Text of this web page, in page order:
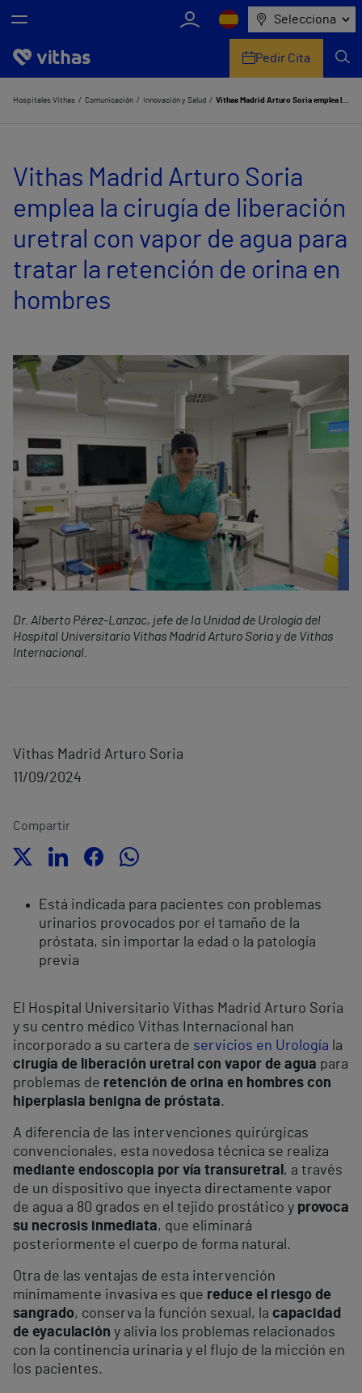
Selecciona
Nosotros
Servicios de salud
Equipo médico y asistencial
Comunicación
Pedir Cita
Hospitales Vithas Comunicación Innovación y Salud Vithas Madrid Arturo Soria emplea la cirugía de liberación uretral con vapor de agua para tratar la retención de orina en hombres
Vithas Madrid Arturo Soria
emplea la cirugía de liberación
uretral con vapor de agua para
tratar la retención de orina en
hombres
Dr. Alberto Pérez-Lanzac, jefe de la Unidad de Urología del
Hospital Universitario Vithas Madrid Arturo Soria y de Vithas
Internacional.
Vithas Madrid Arturo Soria
11/09/2024
Compartir
Está indicada para pacientes con problemas
urinarios provocados por el tamaño de la
próstata, sin importar la edad o la patología
previa
El Hospital Universitario Vithas Madrid Arturo Soria
y su centro médico Vithas Internacional han
incorporado a su cartera de servicios en Urología la
cirugía de liberación uretral con vapor de agua para
problemas de retención de orina en hombres con
hiperplasia benigna de próstata.
A diferencia de las intervenciones quirúrgicas
convencionales, esta novedosa técnica se realiza
mediante endoscopia por vía transuretral , a través
de un dispositivo que inyecta directamente vapor
de agua a 80 grados en el tejido prostático y provoca
su necrosis inmediata, que eliminará
posteriormente el cuerpo de forma natural.
Otra de las ventajas de esta intervención
mínimamente invasiva es que reduce el riesgo de
sangrado, conserva la función sexual, la capacidad
de eyaculación y alivia los problemas relacionados
con la continencia urinaria y el flujo de la micción en
los pacientes.